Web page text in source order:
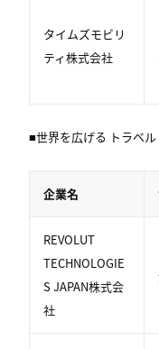
タイムズモビリ
ティ株式会社
■世界を広げる トラベル
企業名
REVOLUT
TECHNOLOGIE
S JAPAN株式会
社